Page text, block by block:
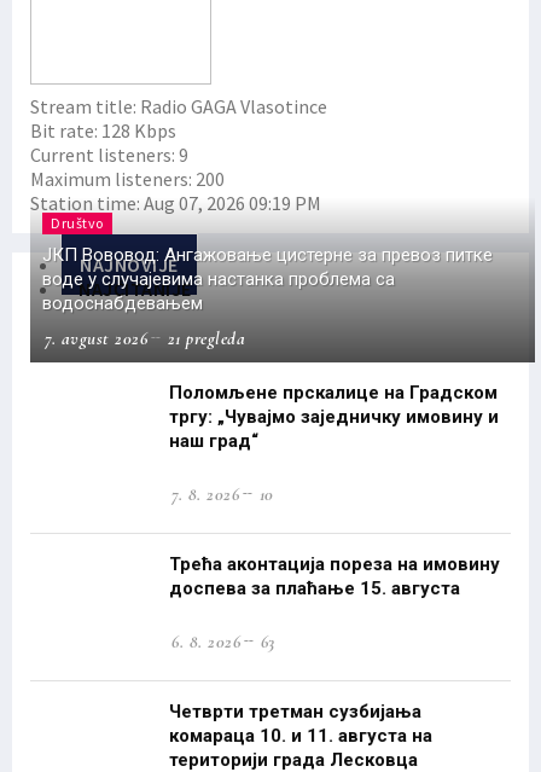
Stream title: Radio GAGA Vlasotince
Bit rate: 128 Kbps
Current listeners: 9
Maximum listeners: 200
Station time: Aug 07, 2026 09:19 PM
NAJNOVIJE
NAJČITANIJE
Društvo
ЈКП Вововод: Ангажовање цистерне за превоз питке
воде у случајевима настанка проблема са
водоснабдевањем
7. avgust 2026
21 pregleda
Поломљене прскалице на Градском
тргу: „Чувајмо заједничку имовину и
наш град“
7. 8. 2026 10
Трећа аконтација пореза на имовину
доспева за плаћање 15. августа
6. 8. 2026 63
Четврти третман сузбијања
комараца 10. и 11. августа на
територији града Лесковца